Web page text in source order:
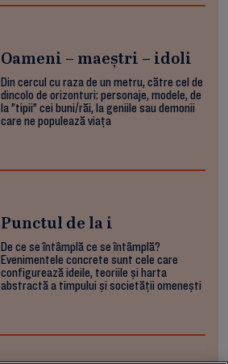
Oameni – maeștri – idoli
Din cercul cu raza de un metru, către cel de
dincolo de orizonturi: personaje, modele, de
la ”tipii” cei buni/răi, la geniile sau demonii
care ne populează viața
Punctul de la i
De ce se întâmplă ce se întâmplă?
Evenimentele concrete sunt cele care
configurează ideile, teoriile și harta
abstractă a timpului și societății omenești